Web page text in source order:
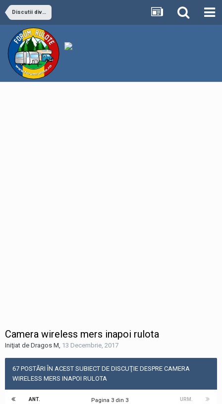
Discutii diverse despre rulote si autorulote
Camera wireless mers inapoi rulota
Iniţiat de Dragos M 13 Decembrie, 2017
67 POSTĂRI ÎN ACEST SUBIECT DE DISCUŢIE DESPRE CAMERA
WIRELESS MERS INAPOI RULOTA
ANT. URM.
Pagina 3 din 3